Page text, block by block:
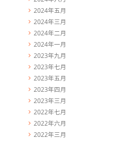
2024年五月
2024年三月
2024年二月
2024年一月
2023年九月
2023年七月
2023年五月
2023年四月
2023年三月
2022年七月
2022年六月
2022年三月